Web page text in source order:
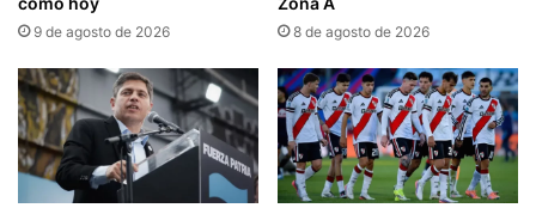
9 de agosto de 2026 8 de agosto de 2026